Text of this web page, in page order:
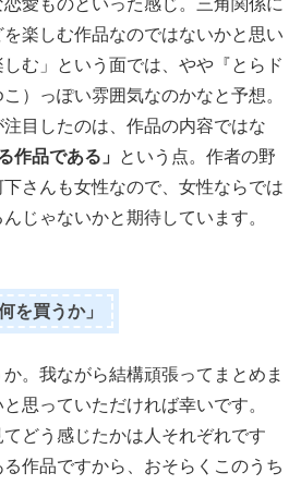
楽しむ作品なのではないかと思い
む」という面では、やや『とらド
）っぽい雰囲気なのかなと予想。
目したのは、作品の内容ではな
作品である」
という点。作者の野
さんも女性なので、女性ならでは
じゃないかと期待しています。
を買うか」
。我ながら結構頑張ってまとめま
思っていただければ幸いです。
どう感じたかは人それぞれです
作品ですから、おそらくこのうち